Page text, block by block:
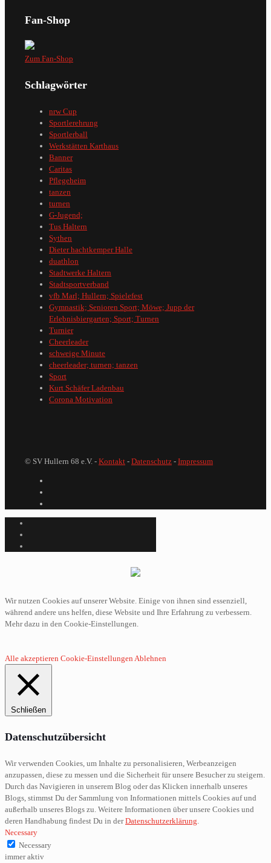
Fan-Shop
Zum Fan-Shop
Schlagwörter
nrw Cup
Sportlerehrung
Sportlerball
Werkstätten Karthaus
Banner
Caritas
Pflegeheim
tanzen
turnen
G-Jugend;
Tus Haltern
Sythen
Dieter hachtkemper Halle
duathlon
Stadtwerke Haltern
Stadtsportverband
vfb Marl; Hullern; Spielefest
Gymnastik; Senioren Sport; Möwe; Jupp der
Erlebnisbiergarten; Sport; Turnen
Turnier
Cheerleader
schweige Minute
cheerleader; turnen; tanzen
Sport
Kurt Schäfer Ladenbau
Corona Motivation
© SV Hullern 68 e.V. - Kontakt - Datenschutz - Impressum
Wir nutzen Cookies auf unserer Website. Einige von ihnen sind essenziell,
während andere uns helfen, diese Website und Ihre Erfahrung zu verbessern.
Mehr dazu in den Cookie-Einstellungen.
Alle akzeptieren Cookie-EinstellungenAblehnen
Schließen
Datenschutzübersicht
Wir verwenden Cookies, um Inhalte zu personalisieren, Werbeanzeigen
anzupassen, diese zu messen und die Sicherheit für unsere Besucher zu steigern.
Durch das Navigieren in unserem Blog oder das Klicken innerhalb unseres
Blogs, stimmst Du der Sammlung von Informationen mittels Cookies auf und
außerhalb unseres Blogs zu. Weitere Informationen über unsere Cookies und
deren Handhabung findest Du in derDatenschutzerklärung.
Necessary
Necessary
immer aktiv